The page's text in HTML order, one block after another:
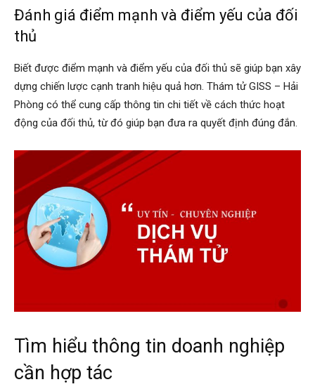
giss,
cong
Giss
Đánh giá điểm mạnh và điểm yếu của đối
thủ
Biết được điểm mạnh và điểm yếu của đối thủ sẽ giúp bạn xây
dựng chiến lược cạnh tranh hiệu quả hơn. Thám tử GISS – Hải
Phòng có thể cung cấp thông tin chi tiết về cách thức hoạt
động của đối thủ, từ đó giúp bạn đưa ra quyết định đúng đắn.
Tìm hiểu thông tin doanh nghiệp
cần hợp tác